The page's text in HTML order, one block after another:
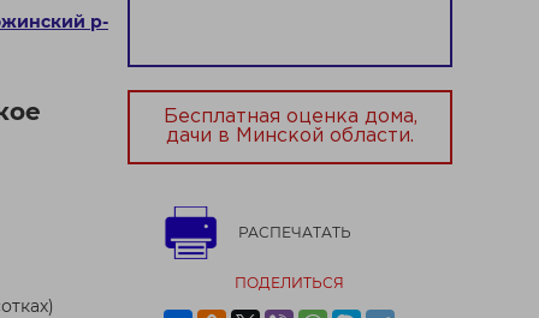
р-
Бесплатная оценка дома,
дачи в Минской области.
РАСПЕЧАТАТЬ
ПОДЕЛИТЬСЯ